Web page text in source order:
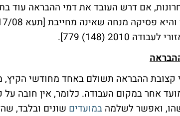
אם דרש העובד את דמי ההבראה עוד
קצובת ההבראה תשולם באחד מחודשי הקיץ,
אחר במקום העבודה. כלומר, אין חובה
ואפשר לשלמה במועדים שונים ובלבד,